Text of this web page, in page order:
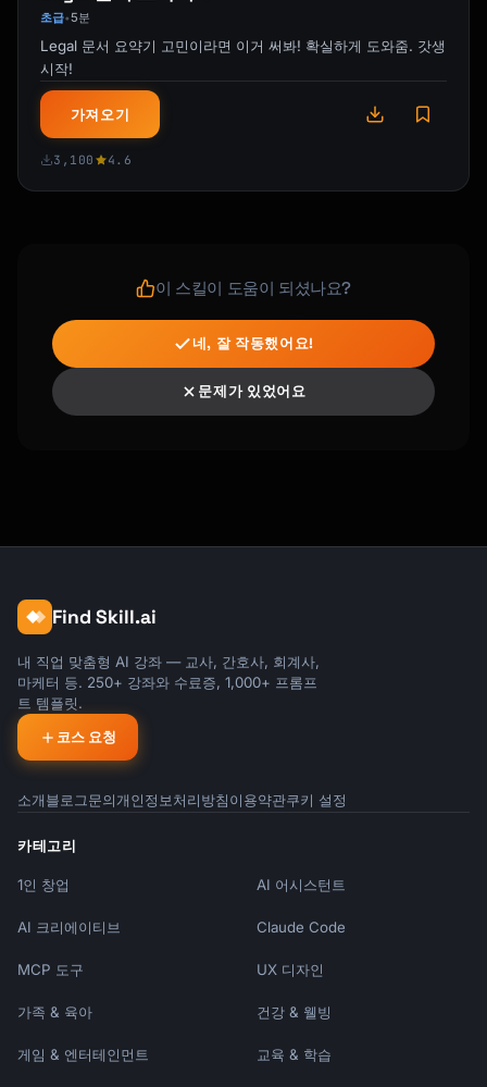
초급•5분
Legal 문서 요약기 고민이라면 이거 써봐! 확실하게 도와줌. 갓생
시작!
가져오기
3,100 4.6
이 스킬이 도움이 되셨나요?
네, 잘 작동했어요!
문제가 있었어요
Find Skill.ai
내 직업 맞춤형 AI 강좌 — 교사, 간호사, 회계사,
마케터 등. 250+ 강좌와 수료증, 1,000+ 프롬프
트 템플릿.
코스 요청
소개블로그문의개인정보처리방침이용약관쿠키 설정
카테고리
1인 창업 AI 어시스턴트
AI 크리에이티브 Claude Code
MCP 도구 UX 디자인
가족 & 육아 건강 & 웰빙
게임 & 엔터테인먼트 교육 & 학습